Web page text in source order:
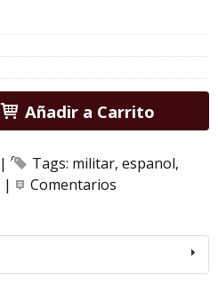
Añadir a Carrito
| Tags: militar espanol
| Comentarios